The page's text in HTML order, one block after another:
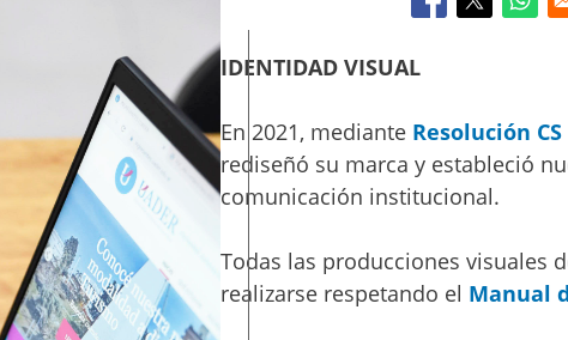
p
IDENTIDAD VISUAL
En 2021, mediante Resolución CS
rediseñó su marca y estableció
comunicación institucional.
Todas las producciones visuales
realizarse respetando el Manual